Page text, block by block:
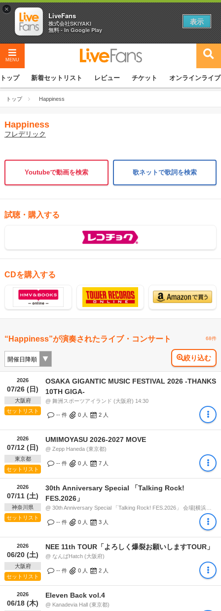
MENU
トップ 新着セットリスト レビュー チケット オンラインライブ
トップ Happiness
Happiness
フレデリック
Youtubeで動画を検索 歌ネットで歌詞を検索
試聴・購入する
CDを購入する
“Happiness”が演奏されたライブ・コンサート 68件
絞り込む
2026
07/26 (日)
大阪府
セットリスト
OSAKA GIGANTIC MUSIC FESTIVAL 2026 -THANKS
10TH GIGA-
@ 舞洲スポーツアイランド (大阪府) 14:30
-- 件 0 人 2 人
2026
07/12 (日)
東京都
セットリスト
UMIMOYASU 2026-2027 MOVE
@ Zepp Haneda (東京都)
-- 件 0 人 7 人
2026
07/11 (土)
神奈川県
セットリスト
30th Anniversary Special 「Talking Rock!
FES.2026」
-- 件 0 人 3 人
2026
06/20 (土)
大阪府
セットリスト
NEE 11th TOUR「よろしく爆裂お願いしますTOUR」
@ なんばHatch (大阪府)
-- 件 0 人 2 人
2026
06/18 (木)
Eleven Back vol.4
@ Kanadevia Hall (東京都)
×
LiveFans
株式会社SKIYAKI
無料 - In Google Play
表示